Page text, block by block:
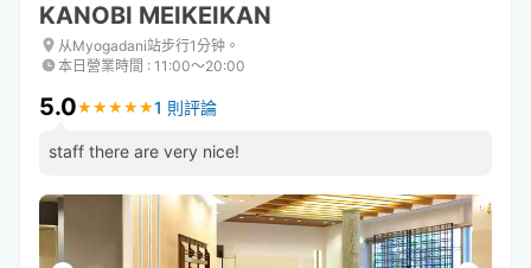
KANOBI MEIKEIKAN
从Myogadani站步行1分钟。
本日營業時間 : 11:00〜20:00
5.0★ ★ ★ ★ ★
★ ★ ★ ★ ★1 則評論
staff there are very nice!